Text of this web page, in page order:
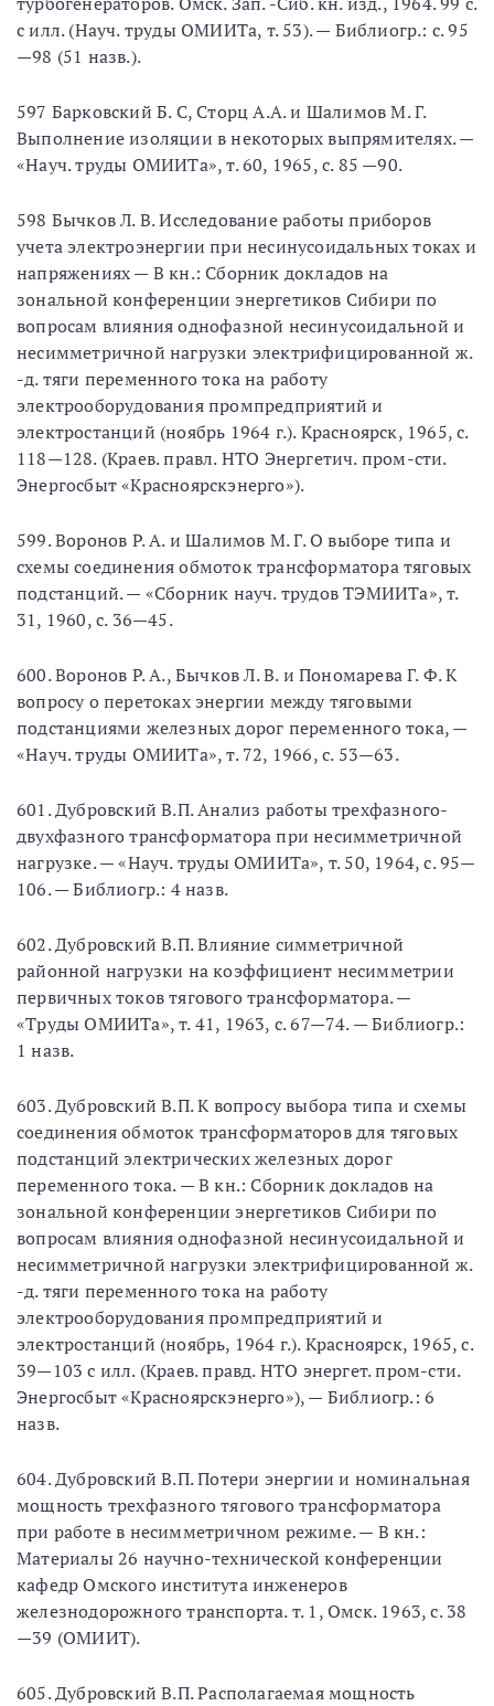
с илл. (Науч. труды ОМИИТа, т. 53). — Библиогр.: с. 95
—98 (51 назв.).
597 Барковский Б. С, Сторц А.А. и Шалимов М. Г.
Выполнение изоляции в некоторых выпрямителях. —
«Науч. труды ОМИИТа», т. 60, 1965, с. 85 —90.
598 Бычков Л. В. Исследование работы приборов
учета электроэнергии при несинусоидальных токах и
напряжениях — В кн.: Сборник докладов на
зональной конференции энергетиков Сибири по
вопросам влияния однофазной несинусоидальной и
несимметричной нагрузки электрифицированной ж.
-д. тяги переменного тока на работу
электрооборудования промпредприятий и
электростанций (ноябрь 1964 г.). Красноярск, 1965, с.
118—128. (Краев. правл. НТО Энергетич. пром-сти.
Энергосбыт «Красноярскэнерго»).
599. Воронов Р. А. и Шалимов М. Г. О выборе типа и
схемы соединения обмоток трансформатора тяговых
подстанций. — «Сборник науч. трудов ТЭМИИТа», т.
31, 1960, с. 36—45.
600. Воронов Р. А., Бычков Л. В. и Пономарева Г. Ф. К
вопросу о перетоках энергии между тяговыми
подстанциями железных дорог переменного тока, —
«Науч. труды ОМИИТа», т. 72, 1966, с. 53—63.
601. Дубровский В.П. Анализ работы трехфазного-
двухфазного трансформатора при несимметричной
нагрузке. — «Науч. труды ОМИИТа», т. 50, 1964, с. 95—
106. — Библиогр.: 4 назв.
602. Дубровский В.П. Влияние симметричной
районной нагрузки на коэффициент несимметрии
первичных токов тягового трансформатора. —
«Труды ОМИИТа», т. 41, 1963, с. 67—74. — Библиогр.:
1 назв.
603. Дубровский В.П. К вопросу выбора типа и схемы
соединения обмоток трансформаторов для тяговых
подстанций электрических железных дорог
переменного тока. — В кн.: Сборник докладов на
зональной конференции энергетиков Сибири по
вопросам влияния однофазной несинусоидальной и
несимметричной нагрузки электрифицированной ж.
-д. тяги переменного тока на работу
электрооборудования промпредприятий и
электростанций (ноябрь, 1964 г.). Красноярск, 1965, с.
39—103 с илл. (Краев. правд. НТО энергет. пром-сти.
Энергосбыт «Красноярскэнерго»), — Библиогр.: 6
назв.
604. Дубровский В.П. Потери энергии и номинальная
мощность трехфазного тягового трансформатора
при работе в несимметричном режиме. — В кн.:
Материалы 26 научно-технической конференции
кафедр Омского института инженеров
железнодорожного транспорта. т. 1, Омск. 1963, с. 38
—39 (ОМИИТ).
605. Дубровский В.П. Располагаемая мощность